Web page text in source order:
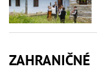
ZAHRANIČNÉ